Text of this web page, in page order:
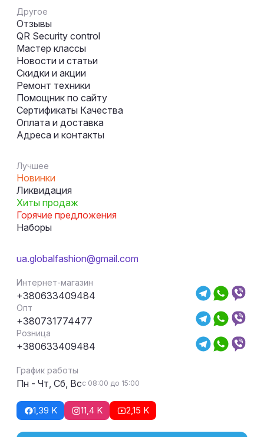
Другое
Отзывы
QR Security control
Мастер классы
Новости и статьи
Скидки и акции
Ремонт техники
Помощник по сайту
Сертификаты Качества
Оплата и доставка
Адреса и контакты
Лучшее
Новинки
Ликвидация
Хиты продаж
Горячие предложения
Наборы
ua.globalfashion@gmail.com
Интернет-магазин
+380633409484
Опт
+380731774477
Розница
+380633409484
График работы
Пн - Чт, Сб, Всс 08:00 до 15:00
1,39 K 11,4 K 2,15 K